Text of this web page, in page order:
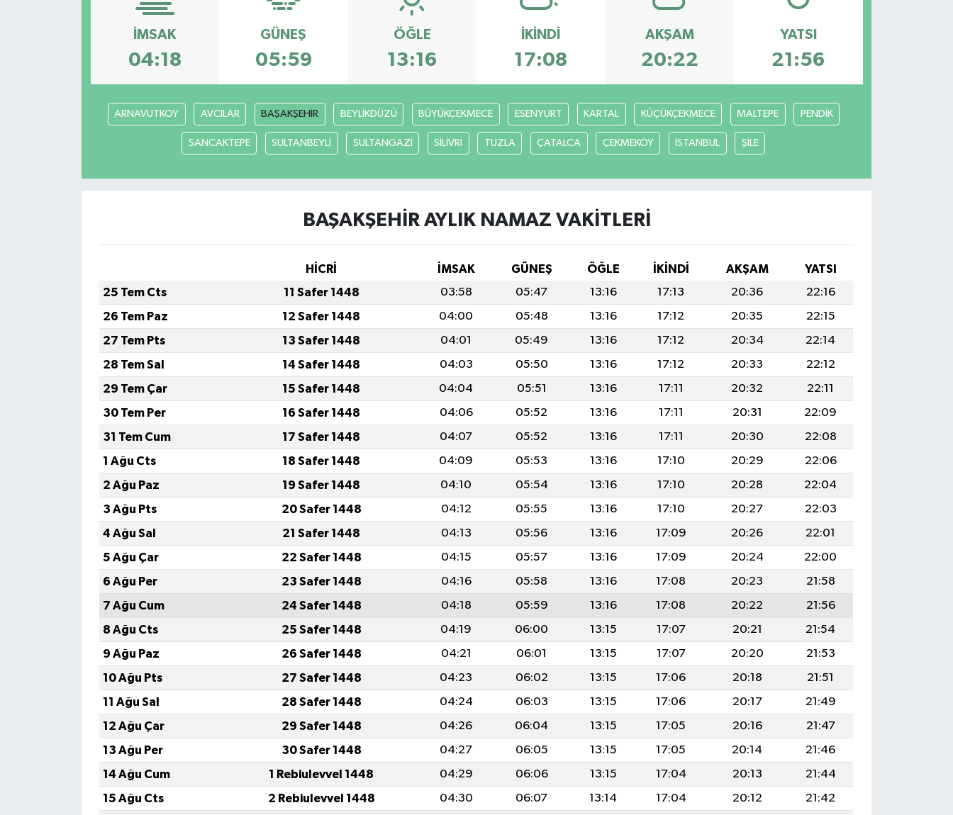
İMSAK
04:18
GÜNEŞ
05:59
ÖĞLE
13:16
İKINDI
17:08
AKŞAM
20:22
YATSI
21:56
ARNAVUTKOY AVCILAR BAŞAKŞEHİR BEYLİKDÜZÜ BÜYÜKÇEKMECE ESENYURT KARTAL KÜÇÜKÇEKMECE MALTEPE PENDİK
SANCAKTEPE SULTANBEYLİ SULTANGAZİ SİLİVRİ TUZLA ÇATALCA ÇEKMEKÖY İSTANBUL ŞİLE
BAŞAKŞEHİR AYLIK NAMAZ VAKITLERI
HİCRİ İMSAK GÜNEŞ ÖĞLE İKINDI AKŞAM
YATSI
25 Tem Cts
11 Safer 1448 03:58 05:47 13:16 17:13 20:36
22:16
26 Tem Paz
12 Safer 1448 04:00 05:48 13:16 17:12 20:35
22:15
27 Tem Pts
13 Safer 1448 04:01 05:49 13:16 17:12 20:34
22:14
28 Tem Sal
14 Safer 1448 04:03 05:50 13:16 17:12 20:33
22:12
29 Tem Çar
15 Safer 1448 04:04 05:51 13:16 17:11 20:32
22:11
30 Tem Per
16 Safer 1448 04:06 05:52 13:16 17:11 20:31
22:09
31 Tem Cum
17 Safer 1448 04:07 05:52 13:16 17:11 20:30
22:08
1 Ağu Cts
18 Safer 1448 04:09 05:53 13:16 17:10 20:29
22:06
2 Ağu Paz
19 Safer 1448 04:10 05:54 13:16 17:10 20:28
22:04
3 Ağu Pts
20 Safer 1448 04:12 05:55 13:16 17:10 20:27
22:03
4 Ağu Sal
21 Safer 1448 04:13 05:56 13:16 17:09 20:26
22:01
5 Ağu Çar
22 Safer 1448 04:15 05:57 13:16 17:09 20:24
22:00
6 Ağu Per
23 Safer 1448 04:16 05:58 13:16 17:08 20:23
21:58
7 Ağu Cum
24 Safer 1448 04:18 05:59 13:16 17:08 20:22
21:56
8 Ağu Cts
25 Safer 1448 04:19 06:00 13:15 17:07 20:21
21:54
9 Ağu Paz
26 Safer 1448 04:21 06:01 13:15 17:07 20:20
21:53
10 Ağu Pts
27 Safer 1448 04:23 06:02 13:15 17:06 20:18
21:51
11 Ağu Sal
28 Safer 1448 04:24 06:03 13:15 17:06 20:17
21:49
12 Ağu Çar
29 Safer 1448 04:26 06:04 13:15 17:05 20:16
21:47
13 Ağu Per
30 Safer 1448 04:27 06:05 13:15 17:05 20:14
21:46
14 Ağu Cum
1 Rebiulevvel 1448 04:29 06:06 13:15 17:04 20:13
21:44
15 Ağu Cts
2 Rebiulevvel 1448 04:30 06:07 13:14 17:04 20:12
21:42